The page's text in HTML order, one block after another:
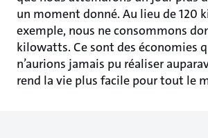
un moment donné. Au lieu de 120
exemple, nous ne consommons
kilowatts. Ce sont des économies
n’aurions jamais pu réaliser
rend la vie plus facile pour tout le